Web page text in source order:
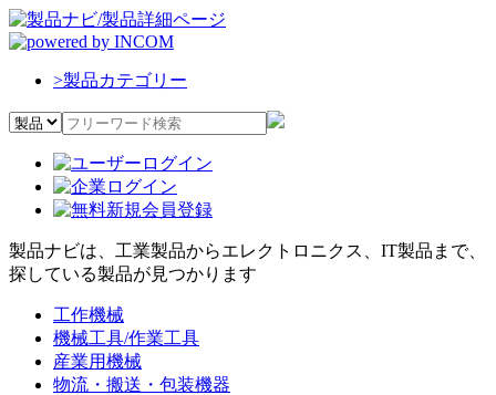
>製品カテゴリー
製品ナビは、工業製品からエレクトロニクス、IT製品まで、
探している製品が見つかります
工作機械
機械工具/作業工具
産業用機械
物流・搬送・包装機器